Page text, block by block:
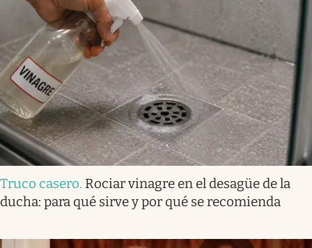
Truco casero. Rociar vinagre en el desagüe de la
ducha: para qué sirve y por qué se recomienda